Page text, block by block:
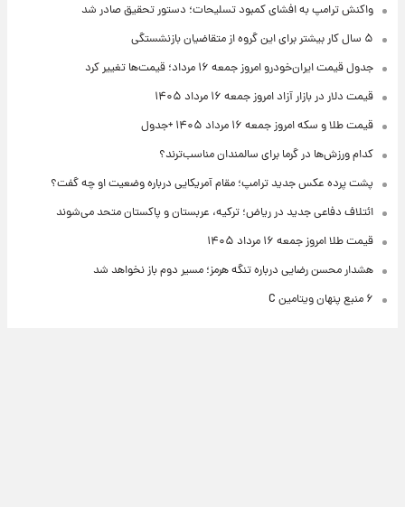
واکنش ترامپ به افشای کمبود تسلیحات؛ دستور تحقیق صادر شد
۵ سال کار بیشتر برای این گروه از متقاضیان بازنشستگی
جدول قیمت ایران‌خودرو امروز جمعه ۱۶ مرداد؛ قیمت‌ها تغییر کرد
قیمت دلار در بازار آزاد امروز جمعه ۱۶ مرداد ۱۴۰۵
قیمت طلا و سکه امروز جمعه ۱۶ مرداد ۱۴۰۵ +جدول
کدام ورزش‌ها در گرما برای سالمندان مناسب‌ترند؟
پشت پرده عکس جدید ترامپ؛ مقام آمریکایی درباره وضعیت او چه گفت؟
ائتلاف دفاعی جدید در ریاض؛ ترکیه، عربستان و پاکستان متحد می‌شوند
قیمت طلا امروز جمعه ۱۶ مرداد ۱۴۰۵
هشدار محسن رضایی درباره تنگه هرمز؛ مسیر دوم باز نخواهد شد
۶ منبع پنهان ویتامین C